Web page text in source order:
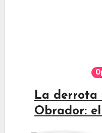
La derrota
Obrador: